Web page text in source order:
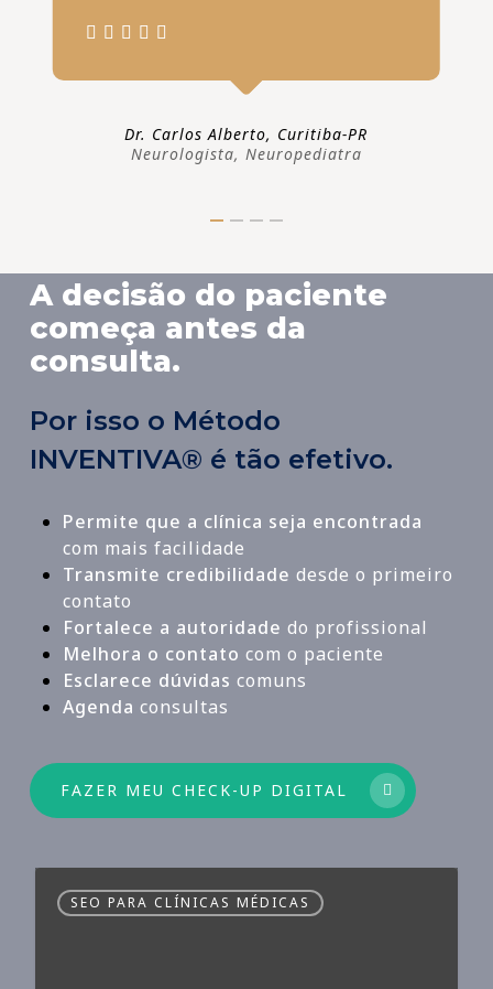
Dr. Carlos Alberto, Curitiba-PR
Neurologista, Neuropediatra
A decisão do paciente
começa antes da
consulta.
Por isso o Método
INVENTIVA® é tão efetivo.
Permite que a clínica seja encontrada
com mais facilidade
Transmite credibilidade desde o primeiro
contato
Fortalece a autoridade do profissional
Melhora o contato com o paciente
Esclarece dúvidas comuns
Agenda consultas
FAZER MEU CHECK-UP DIGITAL
Hiperlocal
SEO PARA CLÍNICAS MÉDICAS